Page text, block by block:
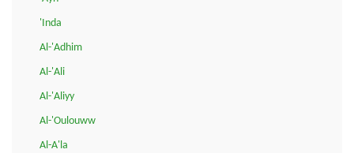
'Inda
Al-'Adhim
Al-'Ali
Al-'Aliyy
Al-'Oulouww
Al-A'la